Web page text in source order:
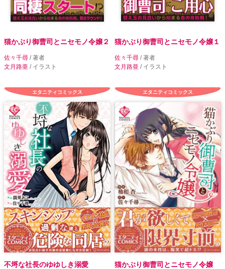
猫かぶり御曹司とニセモノ令嬢２
佐々千尋 / 著者
文月路亜 / イラスト
猫かぶり御曹司とニセモノ令嬢１
佐々千尋 / 著者
文月路亜 / イラスト
エタニティコミックス
不埒な社長のゆゆしき溺愛
エタニティコミックス
猫かぶり御曹司とニセモノ令嬢